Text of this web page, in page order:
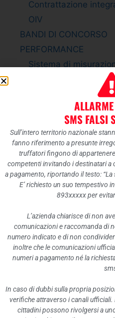
Contrattazione
OIV
BANDI DI CONCORSO
PERFORMANCE
Sistema di
Piano della
Relazione sulla
Ammontare
Dati relativi ai premi
ENTI CONTROLLATI
Enti pubblici vigilati
Società partecipate
Enti di diritto privato
Rappresentazione
ATTIVITÀ E
Tipologie di
Dichiarazioni
Provvedimenti
Provvedimenti
SMS FALSI
Sull’intero territorio nazionale
fanno riferimento a presunte
truffatori fingono di
competenti invitando i destinatari a
a pagamento, riportando il testo:
E’ richiesto un suo tempestivo
893xxxxx per
L’azienda chiarisce di non
comunicazioni e raccomanda di
numero indicato e di non
inoltre che le comunicazioni
numeri a pagamento né la
In caso di dubbi sulla propria
verifiche attraverso i canali
cittadini possono rivolgersi a